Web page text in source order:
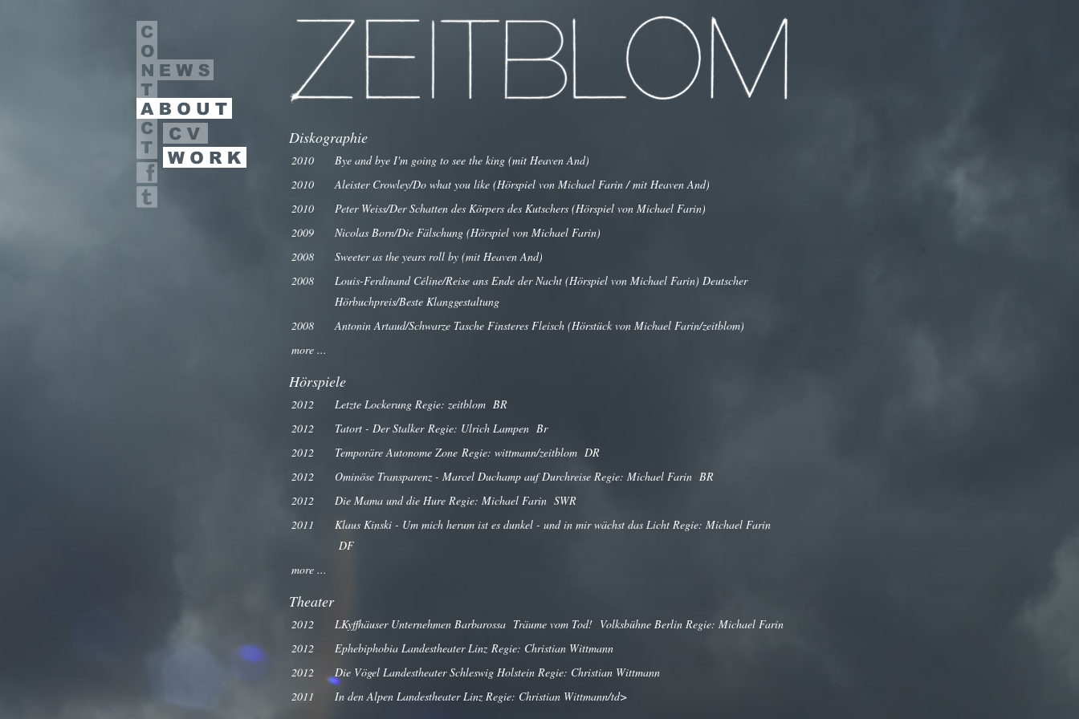
Diskographie
2010
Bye and bye I'm going to see the king (mit Heaven And)
2010
Aleister Crowley/Do what you like (Hörspiel von Michael Farin / mit Heaven And)
2010
Peter Weiss/Der Schatten des Körpers des Kutschers (Hörspiel von Michael Farin)
2009
Nicolas Born/Die Fälschung (Hörspiel von Michael Farin)
2008
Sweeter as the years roll by (mit Heaven And)
2008
Louis-Ferdinand Céline/Reise ans Ende der Nacht (Hörspiel von Michael Farin) Deutscher
Hörbuchpreis/Beste Klanggestaltung
2008
Antonin Artaud/Schwarze Tasche Finsteres Fleisch (Hörstück von Michael Farin/zeitblom)
more ...
Hörspiele
2012
Letzte Lockerung Regie: zeitblom BR
2012
Tatort - Der Stalker Regie: Ulrich Lampen Br
2012
Temporäre Autonome Zone Regie: wittmann/zeitblom DR
2012
Ominöse Transparenz - Marcel Duchamp auf Durchreise Regie: Michael Farin BR
2012
Die Mama und die Hure Regie: Michael Farin SWR
2011
Klaus Kinski - Um mich herum ist es dunkel - und in mir wächst das Licht Regie: Michael Farin
DF
more ...
Theater
2012
LKyffhäuser Unternehmen Barbarossa Träume vom Tod! Volksbühne Berlin Regie: Michael Farin
2012
Ephebiphobia Landestheater Linz Regie: Christian Wittmann
2012
Die Vögel Landestheater Schleswig Holstein Regie: Christian Wittmann
2011
In den Alpen Landestheater Linz Regie: Christian Wittmann/td>